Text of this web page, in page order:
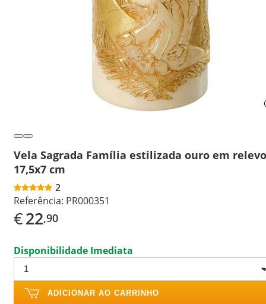
Vela Sagrada Família estilizada ouro em relevo
17,5x7 cm
2
Referência: PR000351
€22,90
Disponibilidade Imediata
ADICIONAR AO CARRINHO